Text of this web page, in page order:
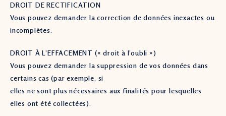
DROIT DE RECTIFICATION
Vous pouvez demander la correction de données inexactes ou
incomplètes.
DROIT À L’EFFACEMENT (« droit à l’oubli »)
Vous pouvez demander la suppression de vos données dans
certains cas (par exemple, si
elles ne sont plus nécessaires aux finalités pour lesquelles
elles ont été collectées).